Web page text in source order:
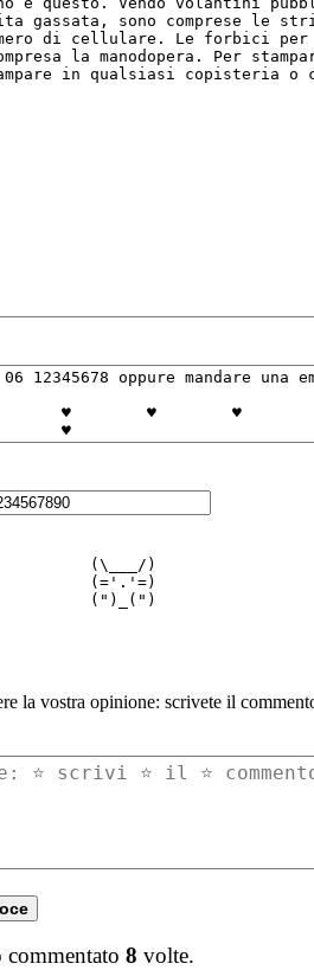
(\___/)
(='.'=)
(")_(")
la vostra opinione: scrivete il
commentato 8 volte.